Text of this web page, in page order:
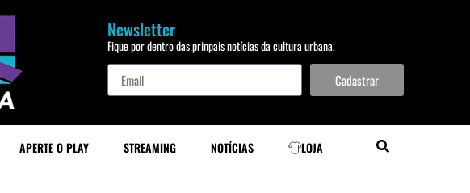
Newsletter
Fique por dentro das prinpais notícias da cultura urbana.
Cadastrar
APERTE O PLAY STREAMING NOTÍCIAS LOJA